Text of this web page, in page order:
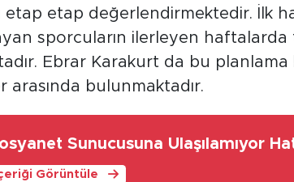
etap etap değerlendirmektedir. İlk
sporcuların ilerleyen haftalarda
Ebrar Karakurt da bu planlama
arasında bulunmaktadır.
Sunucusuna Ulaşılamıyor
Görüntüle